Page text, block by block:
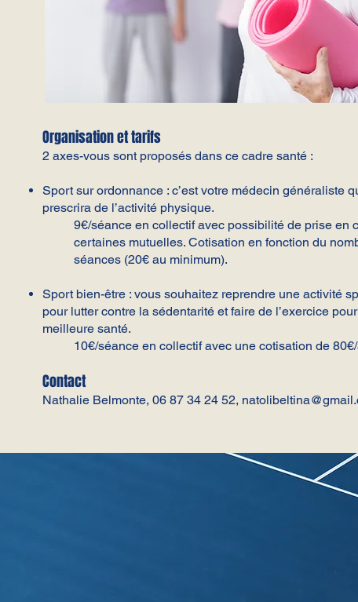
Organisation et tarifs
2 axes-vous sont proposés dans ce cadre santé :
Sport sur ordonnance : c’est votre médecin généraliste
prescrira de l’activité physique.
9€/séance en collectif avec possibilité de prise en
certaines mutuelles. Cotisation en fonction du
séances (20€ au minimum).
Sport bien-être : vous souhaitez reprendre une activité
pour lutter contre la sédentarité et faire de l’exercice
meilleure santé.
10€/séance en collectif avec une cotisation de
Contact
Nathalie Belmonte, 06 87 34 24 52,